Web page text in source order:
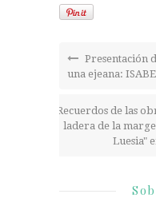
Presentación
una ejeana:
Recuerdos de las
ladera de la
Luesia"